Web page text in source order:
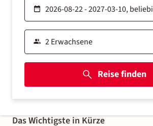
Reise finden
Das Wichtigste in Kürze